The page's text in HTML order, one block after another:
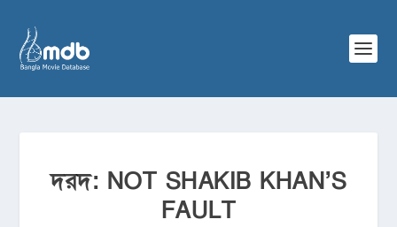
দরদ: NOT SHAKIB KHAN’S
FAULT